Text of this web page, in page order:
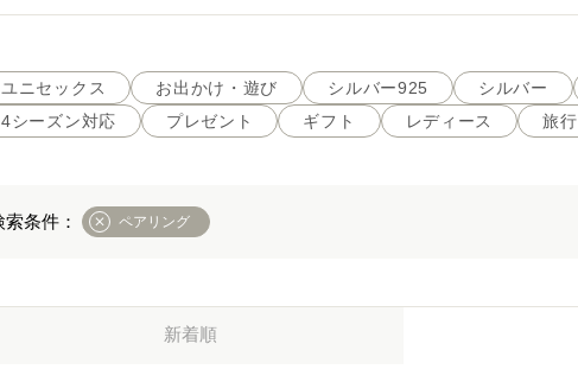
ユニセックス お出かけ・遊び シルバー925 シルバー
4シーズン対応
プレゼント ギフト レディース 旅行
ペアリング
新着順